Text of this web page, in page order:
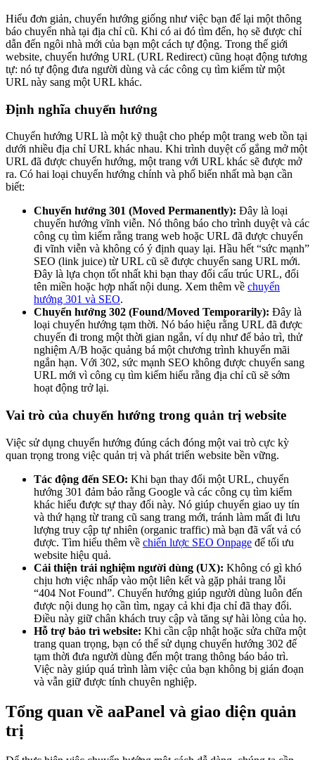
Hiểu đơn giản, chuyển hướng giống như việc bạn để lại một thông
báo chuyển nhà tại địa chỉ cũ. Khi có ai đó tìm đến, họ sẽ được chỉ
dẫn đến ngôi nhà mới của bạn một cách tự động. Trong thế giới
website, chuyển hướng URL (URL Redirect) cũng hoạt động tương
tự: nó tự động đưa người dùng và các công cụ tìm kiếm từ một
URL này sang một URL khác.
Định nghĩa chuyển hướng
Chuyển hướng URL là một kỹ thuật cho phép một trang web tồn tại
dưới nhiều địa chỉ URL khác nhau. Khi trình duyệt cố gắng mở một
URL đã được chuyển hướng, một trang với URL khác sẽ được mở
ra. Có hai loại chuyển hướng chính và phổ biến nhất mà bạn cần
biết:
Chuyển hướng 301 (Moved Permanently): Đây là loại
chuyển hướng vĩnh viễn. Nó thông báo cho trình duyệt và các
công cụ tìm kiếm rằng trang web hoặc URL đã được chuyển
đi vĩnh viễn và không có ý định quay lại. Hầu hết “sức mạnh”
SEO (link juice) từ URL cũ sẽ được chuyển sang URL mới.
Đây là lựa chọn tốt nhất khi bạn thay đổi cấu trúc URL, đổi
tên miền hoặc hợp nhất nội dung. Xem thêm về chuyển
hướng 301 và SEO.
Chuyển hướng 302 (Found/Moved Temporarily): Đây là
loại chuyển hướng tạm thời. Nó báo hiệu rằng URL đã được
chuyển đi trong một thời gian ngắn, ví dụ như để bảo trì, thử
nghiệm A/B hoặc quảng bá một chương trình khuyến mãi
ngắn hạn. Với 302, sức mạnh SEO không được chuyển sang
URL mới vì công cụ tìm kiếm hiểu rằng địa chỉ cũ sẽ sớm
hoạt động trở lại.
Vai trò của chuyển hướng trong quản trị website
Việc sử dụng chuyển hướng đúng cách đóng một vai trò cực kỳ
quan trọng trong việc quản trị và phát triển website bền vững.
Tác động đến SEO: Khi bạn thay đổi một URL, chuyển
hướng 301 đảm bảo rằng Google và các công cụ tìm kiếm
khác hiểu được sự thay đổi này. Nó giúp chuyển giao uy tín
và thứ hạng từ trang cũ sang trang mới, tránh làm mất đi lưu
lượng truy cập tự nhiên (organic traffic) mà bạn đã vất vả có
được. Tìm hiểu thêm về chiến lược SEO Onpage để tối ưu
website hiệu quả.
Cải thiện trải nghiệm người dùng (UX): Không có gì khó
chịu hơn việc nhấp vào một liên kết và gặp phải trang lỗi
“404 Not Found”. Chuyển hướng giúp người dùng luôn đến
được nội dung họ cần tìm, ngay cả khi địa chỉ đã thay đổi.
Điều này giữ chân khách truy cập và tăng sự hài lòng của họ.
Hỗ trợ bảo trì website: Khi cần cập nhật hoặc sửa chữa một
trang quan trọng, bạn có thể sử dụng chuyển hướng 302 để
tạm thời đưa người dùng đến một trang thông báo bảo trì.
Việc này giúp quá trình làm việc của bạn không bị gián đoạn
và vẫn giữ được tính chuyên nghiệp.
Tổng quan về aaPanel và giao diện quản
trị